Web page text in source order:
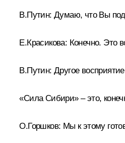
В.Путин: Думаю, что Вы
Е.Красикова: Конечно. Это
В.Путин: Другое
«Сила Сибири» – это,
О.Горшков: Мы к этому